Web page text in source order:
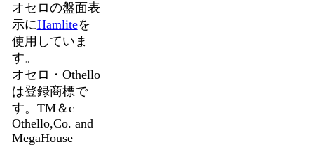
オセロの盤面表
示にHamliteを
使用していま
す。
オセロ・Othello
は登録商標で
す。TM＆c
Othello,Co. and
MegaHouse